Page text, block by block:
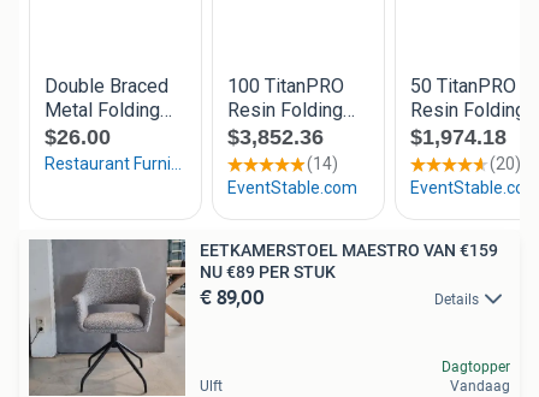
EETKAMERSTOEL MAESTRO VAN €159
NU €89 PER STUK
€ 89,00 Details
Ulft
Dagtopper
Vandaag